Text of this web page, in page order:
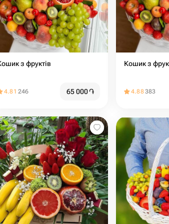
з фруктів
4.81 246 65 000֏
Кошик з
4.88383